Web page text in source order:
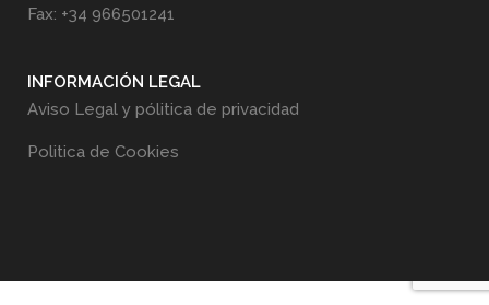
Fax: +34 966501241
INFORMACIÓN LEGAL
Aviso Legal y pólitica de privacidad
Politica de Cookies